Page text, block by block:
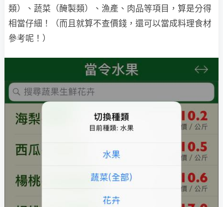
類）、蔬菜（醃製類）、漁產、肉品等項目，算是分得
相當仔細！（而且就算不查價錢，還可以當成料理食材
參考呢！）